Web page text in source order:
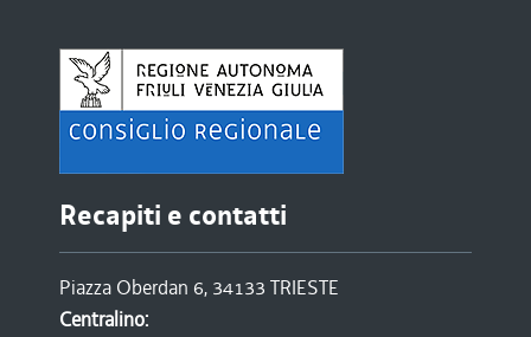
Recapiti e contatti
Piazza Oberdan 6, 34133 TRIESTE
Centralino: